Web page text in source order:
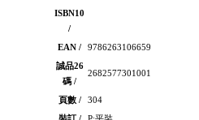
ISBN10
/
EAN /
9786263106659
誠品26
碼 /
2682577301001
頁數 /
304